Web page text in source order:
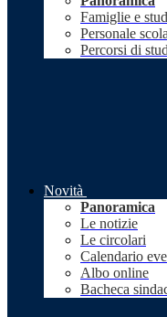
Famiglie e
Personale
Percorsi di
Novità
Panoramica
Le notizie
Le circolari
Calendario
Albo online
Bacheca